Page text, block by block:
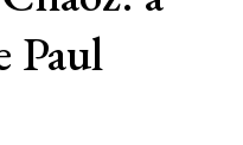
Paul